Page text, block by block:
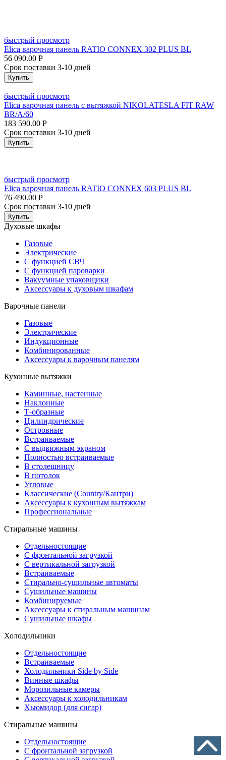
быстрый просмотр
Elica варочная панель RATIO CONNEX 302 PLUS BL
56 090.00 Р
Срок поставки 3-10 дней
Купить
быстрый просмотр
Elica варочная панель с вытяжкой NIKOLATESLA FIT RAW
BR/A/60
183 590.00 Р
Срок поставки 3-10 дней
Купить
быстрый просмотр
Elica варочная панель RATIO CONNEX 603 PLUS BL
76 490.00 Р
Срок поставки 3-10 дней
Купить
Духовые шкафы
Газовые
Электрические
С функцией СВЧ
С функцией пароварки
Вакуумные упаковщики
Аксессуары к духовым шкафам
Варочные панели
Газовые
Электрические
Индукционные
Комбинированные
Аксессуары к варочным панелям
Кухонные вытяжки
Каминные, настенные
Наклонные
Т-образные
Цилиндрические
Островные
Встраиваемые
С выдвижным экраном
Полностью встраиваемые
В столешницу
В потолок
Угловые
Классические (Country/Кантри)
Аксессуары к кухонным вытяжкам
Профессиональные
Стиральные машины
Отдельностоящие
С фронтальной загрузкой
С вертикальной загрузкой
Встраиваемые
Стирально-сушильные автоматы
Сушильные машины
Комбинируемые
Аксессуары к стиральным машинам
Сушильные шкафы
Холодильники
Отдельностоящие
Встраиваемые
Холодильники Side by Side
Винные шкафы
Морозильные камеры
Аксессуары к холодильникам
Хьюмидор (для сигар)
Стиральные машины
Отдельностоящие
С фронтальной загрузкой